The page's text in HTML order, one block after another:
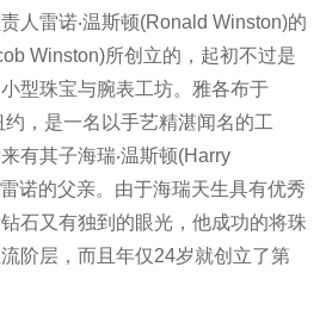
人雷诺‧温斯顿(Ronald Winston)的
Winston)所创立的，起初不过是
型珠宝与腕表工坊。雅各布于
，是一名以手艺精湛闻名的工
有其子海瑞‧温斯顿(Harry
诺的父亲。由于海瑞天生具有优秀
石又有独到的眼光，他成功的将珠
阶层，而且年仅24岁就创立了第